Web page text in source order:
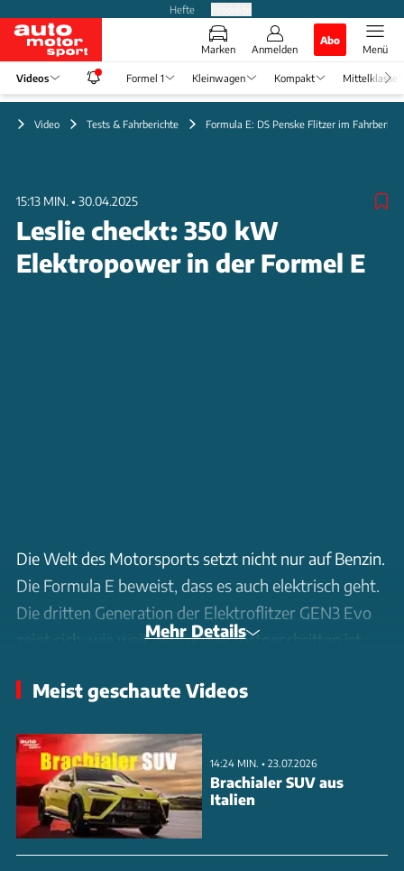
Hefte
Marken Anmelden
Abo
Menü
Videos Formel 1 Kleinwagen Kompakt Mittelklasse
Video Tests & Fahrberichte Formula E: DS Penske Flitzer im Fahrbericht
15:13 MIN. • 30.04.2025
Leslie checkt: 350 kW
Elektropower in der Formel E
Die Welt des Motorsports setzt nicht nur auf Benzin.
Die Formula E beweist, dass es auch elektrisch geht.
Die dritten Generation der Elektroflitzer GEN3 Evo
zeigt sich, wie weit die Technik fortgeschritten ist.
Elektropower und einer Rekuperationsleistung von
Sachen Effizienz und Leistung. Die einheitlichen
Reifen und das Carbon-Chassis von Dalara sorgen
für gleiche Entwicklungsbasis. Was die Teams daraus
machen, zeigt sich auf der Strecke. Derzeit startet
die bereits elfte Saison der Formula E und von der
Mehr Details
Meist geschaute Videos
14:24 MIN. • 23.07.2026
Brachialer SUV aus
Italien